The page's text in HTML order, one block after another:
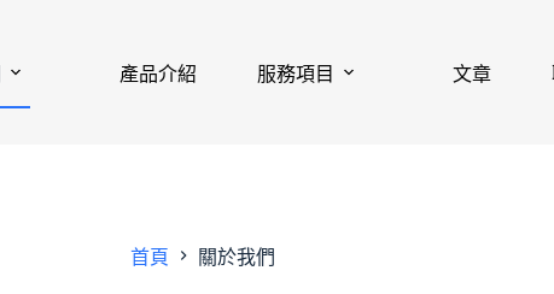
產品介紹 服務項目 文章
首頁 關於我們